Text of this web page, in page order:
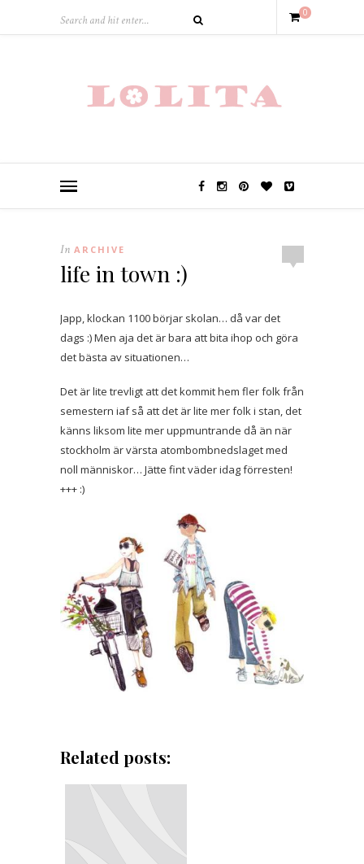
0
In ARCHIVE
life in town :)
Japp, klockan 1100 börjar skolan… då var det
dags :) Men aja det är bara att bita ihop och göra
det bästa av situationen…
Det är lite trevligt att det kommit hem fler folk från
semestern iaf så att det är lite mer folk i stan, det
känns liksom lite mer uppmuntrande då än när
stockholm är värsta atombombnedslaget med
noll människor… Jätte fint väder idag förresten!
+++ :)
Related posts: